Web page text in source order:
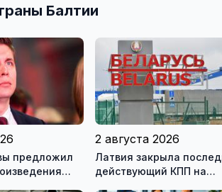
Балтии
предложил
2 августа 2026
Латвия закрыла
действующий КПП на